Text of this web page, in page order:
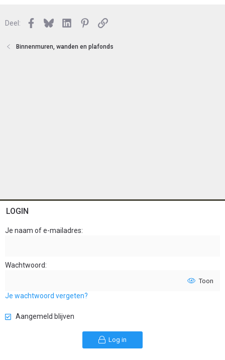
Deel: Facebook
BlueskyLinkedInPinterest
Link
Binnenmuren, wanden en plafonds
LOGIN
Je naam of e-mailadres
Wachtwoord
Toon
Je wachtwoord vergeten?
Aangemeld blijven
Log in